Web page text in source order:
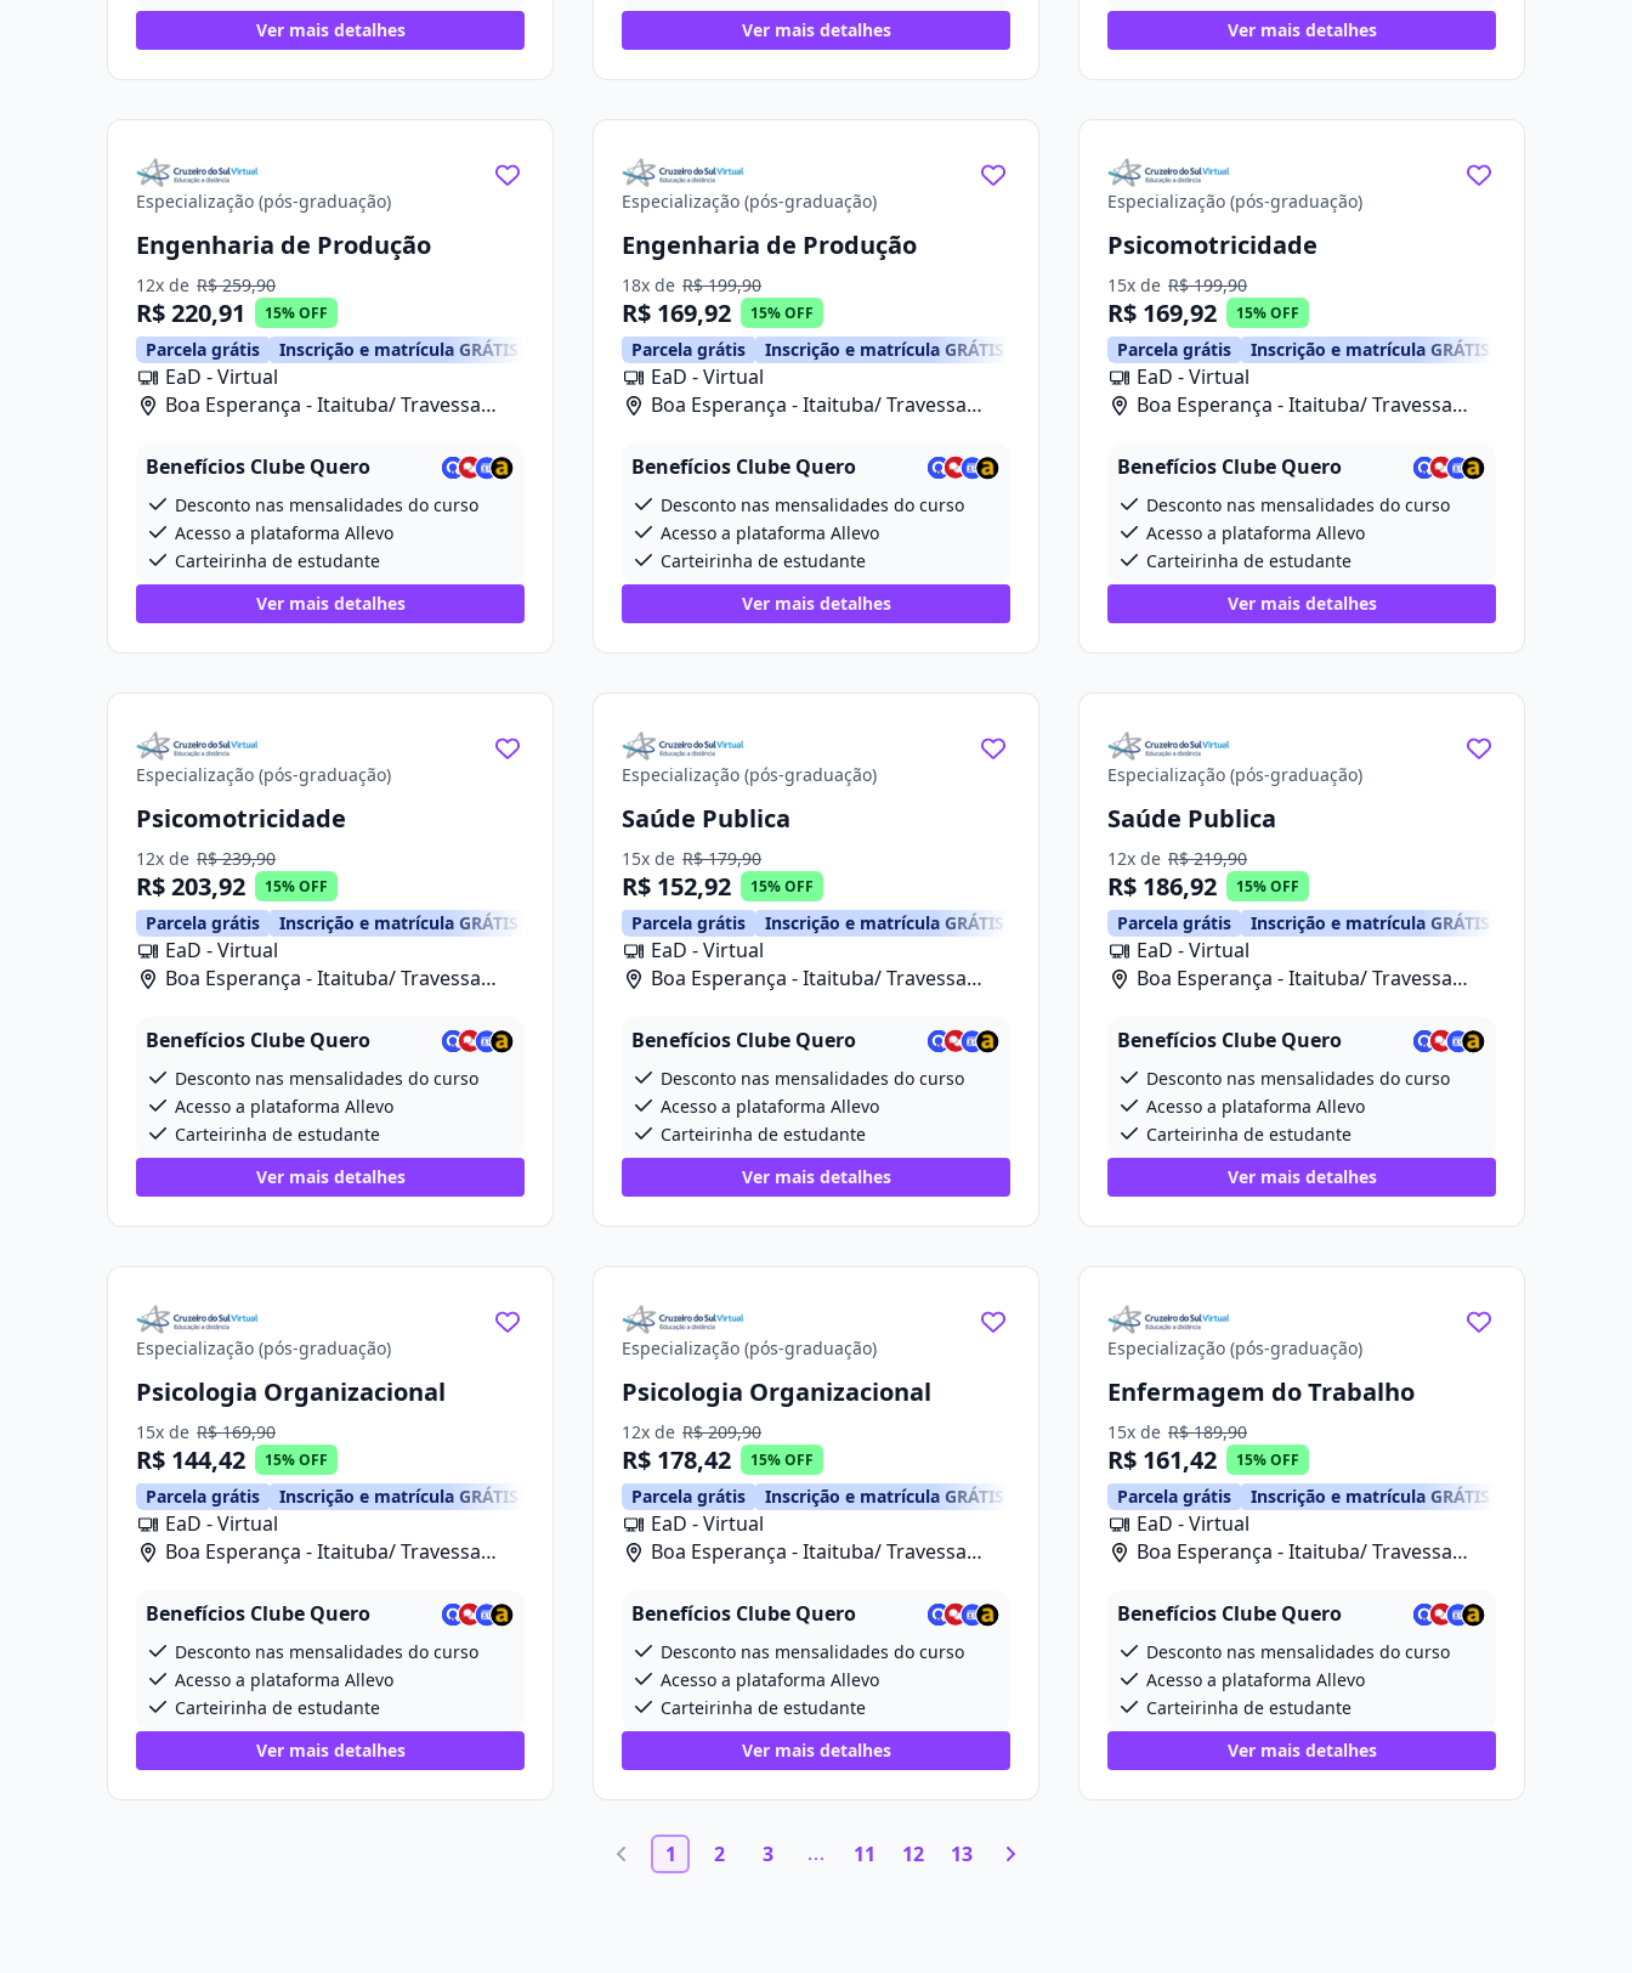
Ver mais detalhes
Ver mais detalhes
Ver mais detalhes
Especialização (pós-graduação)
Engenharia de Produção
12x de R$ 259,90
R$ 220,91 15% OFF
Parcela grátis Inscrição e matrícula GRÁTIS
EaD - Virtual
Boa Esperança - Itaituba/ Travessa
Benefícios Clube Quero
Desconto nas mensalidades do curso
Acesso a plataforma Allevo
Carteirinha de estudante
Ver mais detalhes
Especialização (pós-graduação)
Engenharia de Produção
18x de R$ 199,90
R$ 169,92 15% OFF
Parcela grátis Inscrição e matrícula GRÁTIS
EaD - Virtual
Boa Esperança - Itaituba/ Travessa
Benefícios Clube Quero
Desconto nas mensalidades do curso
Acesso a plataforma Allevo
Carteirinha de estudante
Ver mais detalhes
Especialização (pós-graduação)
Psicomotricidade
15x de R$ 199,90
R$ 169,92 15% OFF
Parcela grátis Inscrição e matrícula GRÁTIS
EaD - Virtual
Boa Esperança - Itaituba/ Travessa
Benefícios Clube Quero
Desconto nas mensalidades do curso
Acesso a plataforma Allevo
Carteirinha de estudante
Ver mais detalhes
Especialização (pós-graduação)
Psicomotricidade
12x de R$ 239,90
R$ 203,92 15% OFF
Parcela grátis Inscrição e matrícula GRÁTIS
EaD - Virtual
Boa Esperança - Itaituba/ Travessa
Benefícios Clube Quero
Desconto nas mensalidades do curso
Acesso a plataforma Allevo
Carteirinha de estudante
Ver mais detalhes
Especialização (pós-graduação)
Saúde Publica
15x de R$ 179,90
R$ 152,92 15% OFF
Parcela grátis Inscrição e matrícula GRÁTIS
EaD - Virtual
Boa Esperança - Itaituba/ Travessa
Benefícios Clube Quero
Desconto nas mensalidades do curso
Acesso a plataforma Allevo
Carteirinha de estudante
Ver mais detalhes
Especialização (pós-graduação)
Saúde Publica
12x de R$ 219,90
R$ 186,92 15% OFF
Parcela grátis Inscrição e matrícula GRÁTIS
EaD - Virtual
Boa Esperança - Itaituba/ Travessa
Benefícios Clube Quero
Desconto nas mensalidades do curso
Acesso a plataforma Allevo
Carteirinha de estudante
Ver mais detalhes
Especialização (pós-graduação)
Psicologia Organizacional
15x de R$ 169,90
R$ 144,42 15% OFF
Parcela grátis Inscrição e matrícula GRÁTIS
EaD - Virtual
Boa Esperança - Itaituba/ Travessa
Benefícios Clube Quero
Desconto nas mensalidades do curso
Acesso a plataforma Allevo
Carteirinha de estudante
Ver mais detalhes
Especialização (pós-graduação)
Psicologia Organizacional
12x de R$ 209,90
R$ 178,42 15% OFF
Parcela grátis Inscrição e matrícula GRÁTIS
EaD - Virtual
Boa Esperança - Itaituba/ Travessa
Benefícios Clube Quero
Desconto nas mensalidades do curso
Acesso a plataforma Allevo
Carteirinha de estudante
Ver mais detalhes
Especialização (pós-graduação)
Enfermagem do Trabalho
15x de R$ 189,90
R$ 161,42 15% OFF
Parcela grátis Inscrição e matrícula GRÁTIS
EaD - Virtual
Boa Esperança - Itaituba/ Travessa
Benefícios Clube Quero
Desconto nas mensalidades do curso
Acesso a plataforma Allevo
Carteirinha de estudante
Ver mais detalhes
1 2 3 11 12 13